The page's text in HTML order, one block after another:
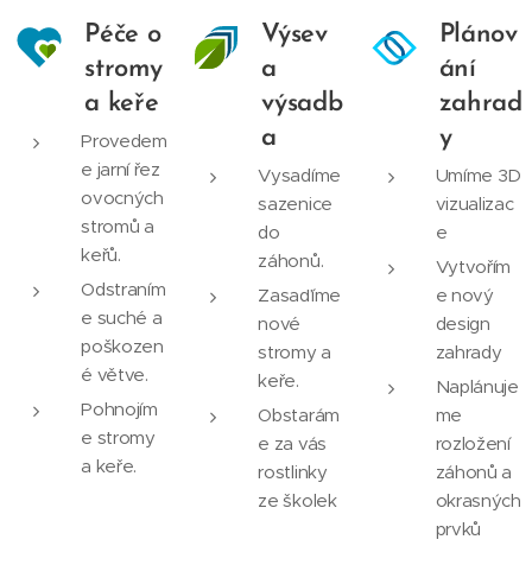
Péče o
stromy
a keře
Provedem
e jarní řez
ovocných
stromů a
keřů.
Odstraním
e suché a
poškozen
é větve.
Pohnojím
e stromy
a keře.
Výsev
a
výsadb
a
Vysadíme
sazenice
do
záhonů.
Zasaďíme
nové
stromy a
keře.
Obstarám
e za vás
rostlinky
ze školek
Plánov
ání
zahrad
y
Umíme 3D
vizualizac
e
Vytvořím
e nový
design
zahrady
Naplánuje
me
rozložení
záhonů a
okrasných
prvků